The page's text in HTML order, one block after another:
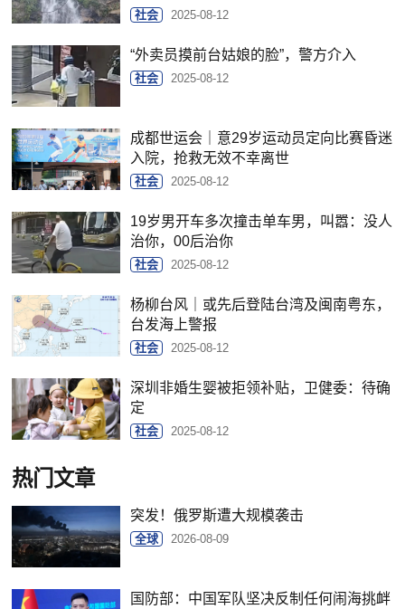
社会 2025-08-12
“外卖员摸前台姑娘的脸”，警方介入
社会 2025-08-12
成都世运会｜意29岁运动员定向比赛昏迷
入院，抢救无效不幸离世
社会 2025-08-12
19岁男开车多次撞击单车男，叫嚣：没人
治你，00后治你
社会 2025-08-12
杨柳台风｜或先后登陆台湾及闽南粤东，
台发海上警报
社会 2025-08-12
深圳非婚生婴被拒领补贴，卫健委：待确
定
社会 2025-08-12
热门文章
突发！俄罗斯遭大规模袭击
全球 2026-08-09
国防部：中国军队坚决反制任何闹海挑衅